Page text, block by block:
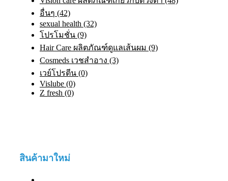
อื่นๆ (42)
sexual health (32)
โปรโมชั่น (9)
Hair Care ผลิตภัณฑ์ดูแลเส้นผม (9)
Cosmeds เวชสําอาง (3)
เวย์โปรตีน (0)
Vislube (0)
Z fresh (0)
สินค้ามาใหม่